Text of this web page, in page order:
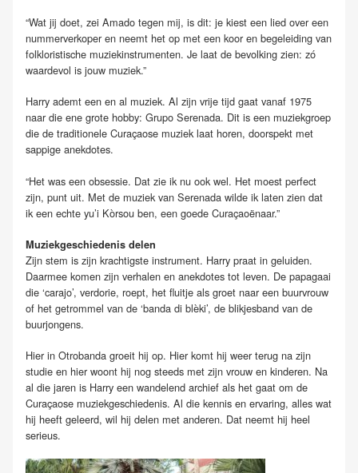
“Wat jij doet, zei Amado tegen mij, is dit: je kiest een lied over een
nummerverkoper en neemt het op met een koor en begeleiding van
folkloristische muziekinstrumenten. Je laat de bevolking zien: zó
waardevol is jouw muziek.”
Harry ademt een en al muziek. Al zijn vrije tijd gaat vanaf 1975
naar die ene grote hobby: Grupo Serenada. Dit is een muziekgroep
die de traditionele Curaçaose muziek laat horen, doorspekt met
sappige anekdotes.
“Het was een obsessie. Dat zie ik nu ook wel. Het moest perfect
zijn, punt uit. Met de muziek van Serenada wilde ik laten zien dat
ik een echte yu’i Kòrsou ben, een goede Curaçaoënaar.”
Muziekgeschiedenis delen
Zijn stem is zijn krachtigste instrument. Harry praat in geluiden.
Daarmee komen zijn verhalen en anekdotes tot leven. De papagaai
die ‘carajo’, verdorie, roept, het fluitje als groet naar een buurvrouw
of het getrommel van de ‘banda di blèki’, de blikjesband van de
buurjongens.
Hier in Otrobanda groeit hij op. Hier komt hij weer terug na zijn
studie en hier woont hij nog steeds met zijn vrouw en kinderen. Na
al die jaren is Harry een wandelend archief als het gaat om de
Curaçaose muziekgeschiedenis. Al die kennis en ervaring, alles wat
hij heeft geleerd, wil hij delen met anderen. Dat neemt hij heel
serieus.